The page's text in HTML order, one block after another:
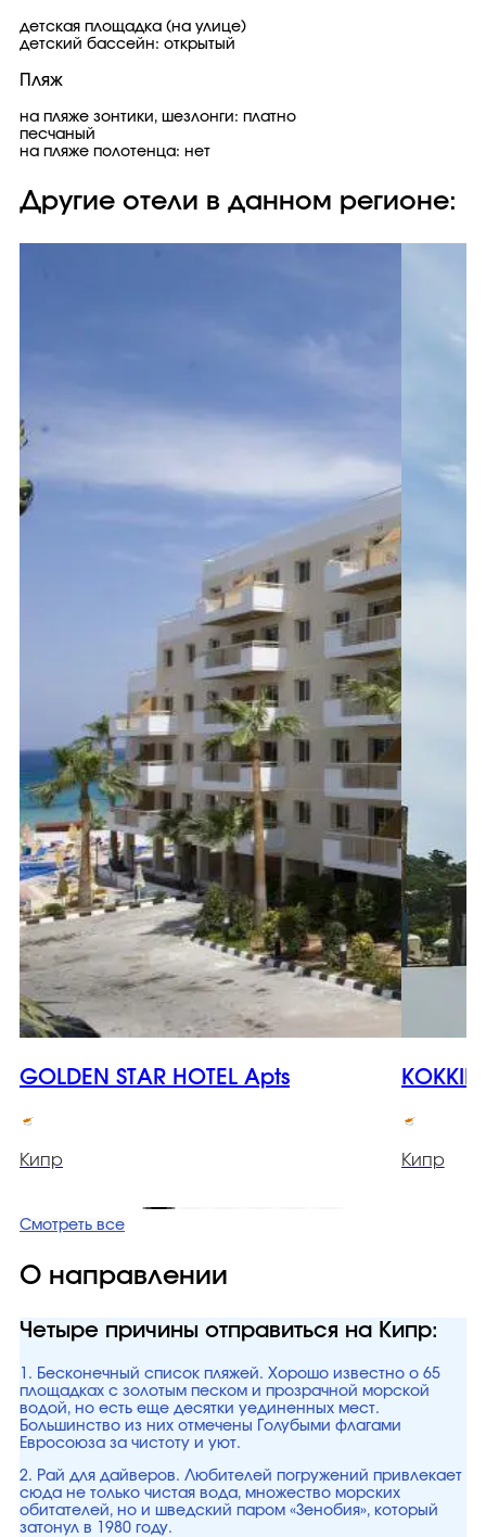
детская площадка (на улице)
детский бассейн: открытый
Пляж
на пляже зонтики, шезлонги: платно
песчаный
на пляже полотенца: нет
Другие отели в данном регионе:
GOLDEN STAR HOTEL Apts
Кипр Кипр
Смотреть все
О направлении
Четыре причины отправиться на Кипр:
1. Бесконечный список пляжей. Хорошо известно о 65
площадках с золотым песком и прозрачной морской
водой, но есть еще десятки уединенных мест.
Большинство из них отмечены Голубыми флагами
Евросоюза за чистоту и уют.
2. Рай для дайверов. Любителей погружений привлекает
сюда не только чистая вода, множество морских
обитателей, но и шведский паром «Зенобия», который
затонул в 1980 году.